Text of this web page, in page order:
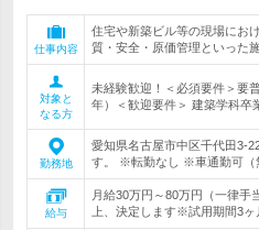
仕事内容
住宅や新築ビル等の現場にお
質・安全・原価管理といった
対象と
なる方
未経験歓迎！＜必須要件＞要
年）＜歓迎要件＞ 建築学科卒
勤務地
愛知県名古屋市中区千代田3-
す。 ※転勤なし ※車通勤可（
給与
月給30万円～80万円（一律
上、決定します※試用期間3